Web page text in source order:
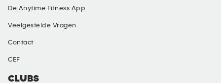
CLUBS
De Anytime Fitness App
Veelgestelde Vragen
Contact
CEF